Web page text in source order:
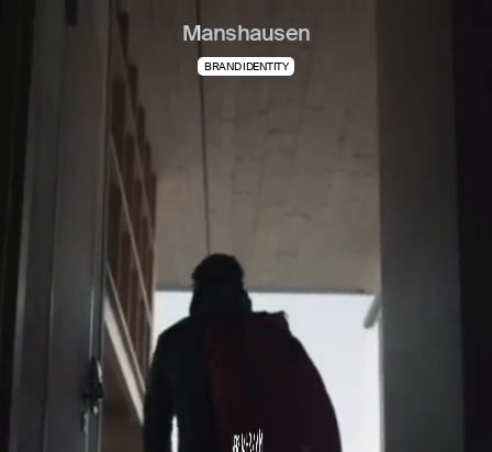
Manshausen
BRAND IDENTITY